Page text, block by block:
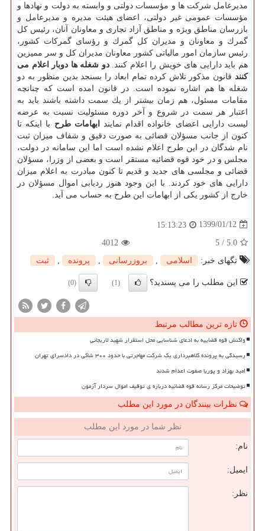
مدیرعامل شركت ها و مؤسسات دولتی و وابسته به دولت و نهادها و
مؤسسات عمومی غیر دولتی، اعضای هیئت مدیره و مدیرعامل و
بازرسان مناطق ویژه و مناطق آزاد تجاری و معاونان آنان، رئیس كل
گمرك و معاونان و مدیران كل گمرك و رؤسای گمركات كشور،
رئیس سازمان امور مالیاتی كشور معاونان مدیران كل و سر ممیزین
هم باید دارایی های خویش را اعلام كنند.دو شغله ها دوبار اعلام می
كنند قانون مذكور تلاش كرده تمام ابعاد را بسنجد بدین منظور به دو
شغله ها هم اشاره نموده است. در قانون امده است كه چنانچه
مقامات مسئول، هم زمان بیشتر از یك سمت داشته باشند باید به
اعتبار هر سمت در شروع و آخر دوره مسئولیت نسبت به عرضه
لیست دارایی اعضای خانواده اقدام نمایند
ابهامات طرح با اینكه تا
كنون از جانب مسؤلان قضائی به صورت دقیق و شفاف میزان ثبت
نام شدگان در این طرح اعلام نشده است اما این سامانه در دولت،
مجلس و در خود قوه قضائیه مستقر است و بعضی از وزرا، مسؤلان
قضائی و مجلسی های جدید و قدیم تا كنون مبادرت به اعلام میزان
دارایی های خود كردند. با این وجود هنوز ردیابی اموال مسؤلان در
خارج از كشور یكی از ابهامات این طرح به حساب می آید.
1399/01/12
15:13:23
5.0
/
5
4012
تگهای خبر:
اسلامی بروزرسانی پرونده ثبت
این مطلب را می پسندید؟ (1)
(0)
تازه ترین مطالب مرتبط
واکنش قوه قضاییه به ادعای شناسایی محل استقرار شهید لاریجانی
رسیدگی به پرونده کلاهبرداری یک شرکت مهاجرتی با حدود ۳۰۰ شاکی در دادسرای تهران
امید بهزاد و پوریا صفوت اعدام شدند
توضیحات مرکز رسانه قوه قضائیه درباره ی توقیف اموال سردار آزمون
نظرات بینندگان در مورد این مطلب
نظر شما در مورد این مطلب
نام:
ایمیل:
نظر: